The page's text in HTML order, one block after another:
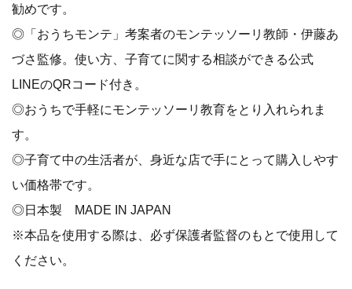
勧めです。
◎「おうちモンテ」考案者のモンテッソーリ教師・伊藤あ
づさ監修。使い方、子育てに関する相談ができる公式
LINEのQRコード付き。
◎おうちで手軽にモンテッソーリ教育をとり入れられま
す。
◎子育て中の生活者が、身近な店で手にとって購入しやす
い価格帯です。
◎日本製 MADE IN JAPAN
※本品を使用する際は、必ず保護者監督のもとで使用して
ください。